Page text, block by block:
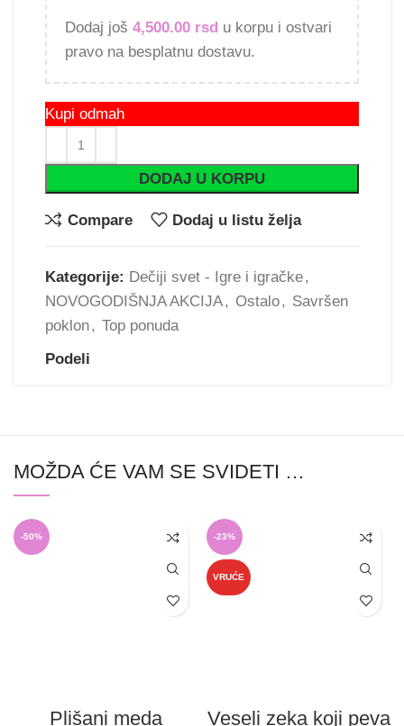
Dodaj još 4,500.00 rsd u korpu i ostvari
pravo na besplatnu dostavu.
DODAJ U KORPU
Kupi odmah
Compare Dodaj u listu želja
Kategorije: Dečiji svet - Igre i igračke,
NOVOGODIŠNJA AKCIJA, Ostalo, Savršen
poklon, Top ponuda
Podeli
MOŽDA ĆE VAM SE SVIDETI …
-50%
Plišani meda
-23%
VRUĆE
Veseli zeka koji peva